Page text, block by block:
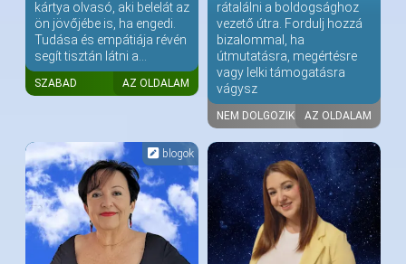
kártya olvasó, aki belelát az
ön jövőjébe is, ha engedi.
Tudása és empátiája révén
segít tisztán látni a...
SZABAD AZ OLDALAM
rátalálni a boldogsághoz
vezető útra. Fordulj hozzá
bizalommal, ha
útmutatásra, megértésre
vagy lelki támogatásra
vágysz
NEM DOLGOZIK AZ OLDALAM
blogok